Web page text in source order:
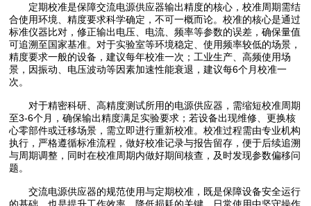
定期校准是保障交流电源供应器输出精度的核心，校准周期需结
合使用环境、精度要求科学确定，不可一概而论。校准的核心是通过
标准仪器比对，修正输出电压、电流、频率等参数的误差，确保量值
可追溯至国家基准。对于实验室等环境稳定、使用频率较低的场景，
精度要求一般的设备，建议每年校准一次；工业生产、高频使用场
景，因振动、电压波动等因素加速性能衰退，建议每6个月校准一
次。
对于精密科研、高精度测试所用的电源供应器，需缩短校准周期
至3-6个月，确保输出精度满足实验要求；若设备出现维修、更换核
心零部件或迁移场景，需立即进行重新校准。校准过程需由专业机构
执行，严格遵循标准流程，做好校准记录与报告留存，便于后续追溯
与周期调整，同时在校准周期内做好期间核查，及时发现参数偏移问
题。
交流电源供应器的规范使用与定期校准，既是保障设备安全运行
的基础，也是提升工作效率、降低损耗的关键。日常使用中坚守操作